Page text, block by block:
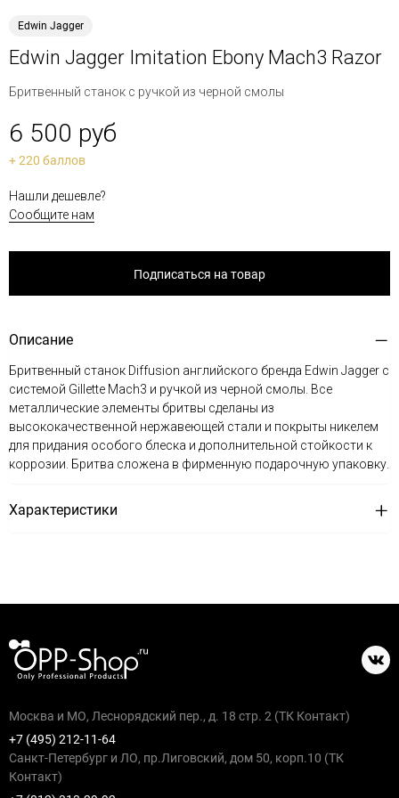
Edwin Jagger
Edwin Jagger Imitation Ebony Mach3 Razor
Бритвенный станок с ручкой из черной смолы
6 500 руб
+ 220 баллов
Нашли дешевле?
Сообщите нам
Подписаться на товар
Описание
Бритвенный станок Diffusion английского бренда Edwin Jagger с
системой Gillette Mach3 и ручкой из черной смолы. Все
металлические элементы бритвы сделаны из
высококачественной нержавеющей стали и покрыты никелем
для придания особого блеска и дополнительной стойкости к
коррозии. Бритва сложена в фирменную подарочную упаковку.
Характеристики
Москва и МО, Леснорядский пер., д. 18 стр. 2 (ТК Контакт)
+7 (495) 212-11-64
Санкт-Петербург и ЛО, пр.Лиговский, дом 50, корп.10 (ТК
Контакт)